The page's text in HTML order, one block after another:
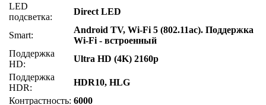
LED
подсветка:
Direct LED
Smart:
Android TV, Wi-Fi 5 (802.11ac). Поддержка
Wi-Fi - встроенный
Поддержка
HD:
Ultra HD (4K) 2160p
Поддержка
HDR:
HDR10, HLG
Контрастность: 6000